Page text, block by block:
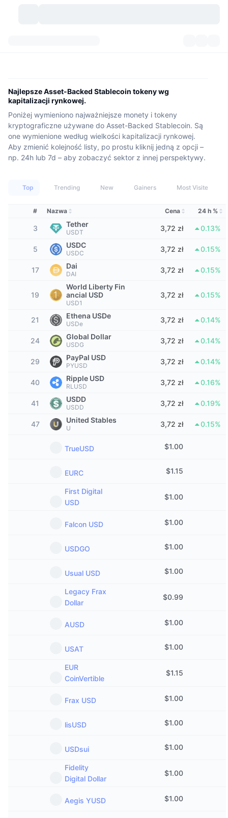
Migawki historyczne
Odblokowania tokenów
Aktywa w świecie rzeczywistym
Popularne
Nadchodzące
Ostatnio dodane
Wzrosty i spadki
Najczęściej wyświetlane
Nastawienie społeczności
Ranking łańcuchów
Ogólne statystyki NFT
Przegląd rynku
Rynek Spot
Liczba kryptowalut
Bitcoin Skarbce
BNB Skarbce
Wpływy/odpływy na giełdy
Indeks strachu i chciwości.
Indeks sezonu Altcoinów
Wskaźniki cyklu rynkowego
Dominacja Bitcoina
CoinMarketCap 20 Index
CoinMarketCap 100 Index
Fundusze ETF na Bitcoin
Analiza techniczna
Instrumenty pochodne
Przegląd
Likwidacje
Stopy finansowania
Sygnały
Popularne
Nowy
Najlepsi Traderzy
Giełdy
Scentralizowane giełdy
Spot
Instrumenty pochodne
Zdecentralizowane giełdy
Instrumenty pochodne
Społeczność
Feed
Na żywo
Artykuły
Sentyment
API
API
API Krypto
DEX API
Biznes
Dokumentacja
Często zadawane pytania
Integracje AI
CMC Hub Agentów
Rynek Umiejętności
CMC MCP
Produkty
Przelicznik
Newsletter
CMC Launch
CMC Labs
CMC Max
Najważniejsze wiadomości
Bot Telegramu
Reklama
Aktualności
Academy
Słowniczek
Airdropy
Nagrody w postaci diamentów
Ucz się i zarabiaj
Kalendarz wydarzeń
Najlepsze Asset-Backed Stablecoin tokeny wg
kapitalizacji rynkowej.
Poniżej wymieniono najważniejsze monety i tokeny
kryptograficzne używane do Asset-Backed Stablecoin. Są
one wymienione według wielkości kapitalizacji rynkowej.
Aby zmienić kolejność listy, po prostu kliknij jedną z opcji –
np. 24h lub 7d – aby zobaczyć sektor z innej perspektywy.
Top Trending New Gainers Most Visited
# Nazwa Cena 24 h %
3 Tether
USDT 3,72 zł 0.13%
5 USDC
USDC 3,72 zł 0.15%
17 Dai
DAI 3,72 zł 0.15%
19
World Liberty Fin
ancial USD
USD1
3,72 zł 0.15%
21 Ethena USDe
USDe 3,72 zł 0.14%
24 Global Dollar
USDG 3,72 zł 0.14%
29 PayPal USD
PYUSD 3,72 zł 0.14%
40 Ripple USD
RLUSD 3,72 zł 0.16%
41 USDD
USDD 3,72 zł 0.19%
47 United Stables
U 3,72 zł 0.15%
TrueUSD $1.00
EURC $1.15
First Digital
USD
$1.00
Falcon USD $1.00
USDGO $1.00
Usual USD $1.00
Legacy Frax
Dollar
$0.99
AUSD $1.00
USAT $1.00
EUR
CoinVertible
$1.15
Frax USD $1.00
lisUSD $1.00
USDsui $1.00
Fidelity
Digital Dollar
$1.00
Aegis YUSD $1.00